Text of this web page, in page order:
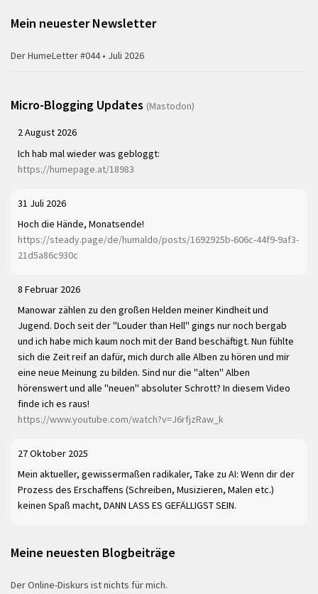
Mein neuester Newsletter
Der HumeLetter #044 • Juli 2026
Micro-Blogging Updates (Mastodon)
2 August 2026
Ich hab mal wieder was gebloggt:
https://humepage.at/18983
31 Juli 2026
Hoch die Hände, Monatsende!
https://steady.page/de/humaldo/posts/1692925b-606c-44f9-9af3-
21d5a86c930c
8 Februar 2026
Manowar zählen zu den großen Helden meiner Kindheit und
Jugend. Doch seit der "Louder than Hell" gings nur noch bergab
und ich habe mich kaum noch mit der Band beschäftigt. Nun fühlte
sich die Zeit reif an dafür, mich durch alle Alben zu hören und mir
eine neue Meinung zu bilden. Sind nur die "alten" Alben
hörenswert und alle "neuen" absoluter Schrott? In diesem Video
finde ich es raus!
https://www.youtube.com/watch?v=J6rfjzRaw_k
27 Oktober 2025
Mein aktueller, gewissermaßen radikaler, Take zu AI: Wenn dir der
Prozess des Erschaffens (Schreiben, Musizieren, Malen etc.)
keinen Spaß macht, DANN LASS ES GEFÄLLIGST SEIN.
Meine neuesten Blogbeiträge
Der Online-Diskurs ist nichts für mich.